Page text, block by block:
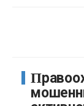
Правоохранители выявили